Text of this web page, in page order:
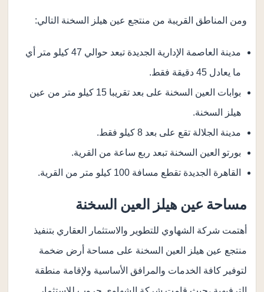
ومن المناطق القريبة من منتجع عين هيلز السخنة التالي:
مدينة العاصمة الإدارية الجديدة تبعد حوالي 47 كيلو متر أي
ما يعادل 45 دقيقة فقط.
بوابات العين السخنة على بعد تقريبا 15 كيلو متر من عين
هيلز السخنة.
مدينة الجلالة تقع على بعد 8 كيلو فقط.
بورتو العين السخنة تبعد ربع ساعة من القرية.
القاهرة الجديدة تقطع مسافة 100 كيلو متر من القرية.
مساحة عين هيلز العين السخنة
أهتمت شركة الشهاوي للتطوير والاستثمار العقاري بتنفيذ
منتجع عين هيلز العين السخنة على مساحة أرض ضخمة
لتوفير كافة الخدمات والمرافق الأساسية ولإقامة منطقة